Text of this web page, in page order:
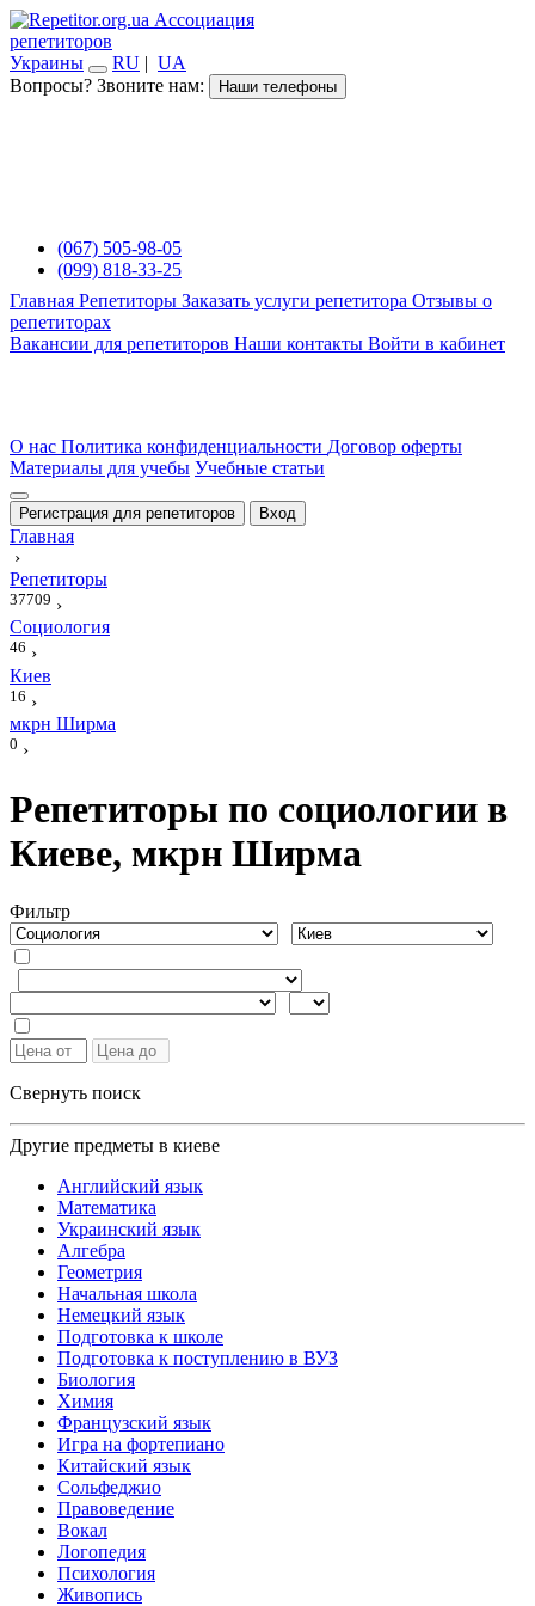
Ассоциация
репетиторов
Украины
RU | UA
Вопросы? Звоните нам:
Наши телефоны
(067) 505-98-05
(099) 818-33-25
Главная Репетиторы Заказать услуги репетитора Отзывы о
репетиторах
Вакансии для репетиторов Наши контакты Войти в кабинет
О нас Политика конфиденциальности Договор оферты
Материалы для учебы Учебные статьи
Регистрация для репетиторов Вход
Главная
›
Репетиторы
37709 ›
Социология
46 ›
Киев
16 ›
мкрн Ширма
0 ›
Репетиторы по социологии в
Киеве, мкрн Ширма
Фильтр
Свернуть поиск
Другие предметы в киеве
Английский язык
Математика
Украинский язык
Алгебра
Геометрия
Начальная школа
Немецкий язык
Подготовка к школе
Подготовка к поступлению в ВУЗ
Биология
Химия
Французский язык
Игра на фортепиано
Китайский язык
Сольфеджио
Правоведение
Вокал
Логопедия
Психология
Живопись